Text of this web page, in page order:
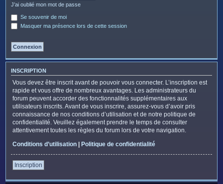
J’ai oublié mon mot de passe
Se souvenir de moi
Masquer ma présence lors de cette session
INSCRIPTION
Vous devez être inscrit avant de pouvoir vous connecter. L’inscription est
rapide et vous offre de nombreux avantages. Les administrateurs du
forum peuvent accorder des fonctionnalités supplémentaires aux
utilisateurs inscrits. Avant de vous inscrire, assurez-vous d’avoir pris
connaissance de nos conditions d’utilisation et de notre politique de
confidentialité. Veuillez également prendre le temps de consulter
attentivement toutes les règles du forum lors de votre navigation.
Conditions d’utilisation | Politique de confidentialité
Inscription